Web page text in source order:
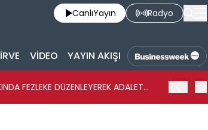
CanlıYayın Radyo
VİDEO YAYIN AKIŞI
FEZLEKE DÜZENLEYEREK ADALET